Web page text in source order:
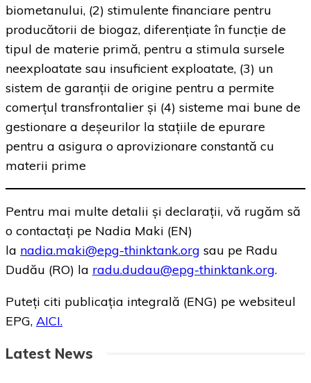
biometanului, (2) stimulente financiare pentru
producătorii de biogaz, diferențiate în funcție de
tipul de materie primă, pentru a stimula sursele
neexploatate sau insuficient exploatate, (3) un
sistem de garanții de origine pentru a permite
comerțul transfrontalier și (4) sisteme mai bune de
gestionare a deșeurilor la stațiile de epurare
pentru a asigura o aprovizionare constantă cu
materii prime
Pentru mai multe detalii și declarații, vă rugăm să
o contactați pe Nadia Maki (EN)
la nadia.maki@epg-thinktank.org sau pe Radu
Dudău (RO) la radu.dudau@epg-thinktank.org.
Puteți citi publicația integrală (ENG) pe websiteul
EPG, AICI.
Latest News